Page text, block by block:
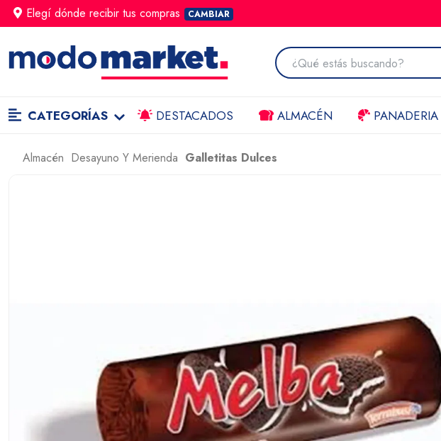
Elegí dónde recibir tus compras CAMBIAR
CATEGORÍAS DESTACADOS ALMACÉN PANADERIA
Almacén Desayuno Y Merienda Galletitas Dulces